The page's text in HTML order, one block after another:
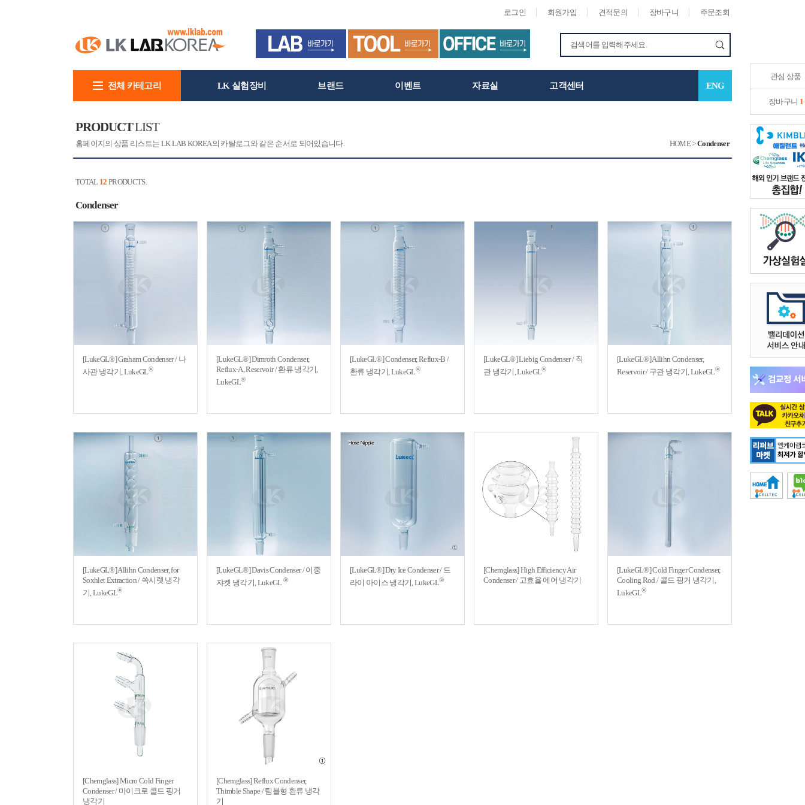
로그인 회원가입 견적문의 장바구니 주문조회
관심 상품
장바구니 1
전체 카테고리 LK 실험장비 브랜드 이벤트 자료실 고객센터 ENG
PRODUCTLIST
홈페이지의 상품 리스트는 LK LAB KOREA의 카탈로그와 같은 순서로 되어있습니다. HOME>Condenser
TOTAL 12 PRODUCTS.
Condenser
[LukeGL®] Graham Condenser / 나
사관 냉각기, LukeGL®
[LukeGL®] Dimroth Condenser,
Reflux-A, Reservoir / 환류 냉각기,
LukeGL®
[LukeGL®] Condenser, Reflux-B /
환류 냉각기, LukeGL®
[LukeGL®] Liebig Condenser / 직
관 냉각기, LukeGL®
[LukeGL®] Allihn Condenser,
Reservoir / 구관 냉각기, LukeGL®
[LukeGL®] Allihn Condenser, for
Soxhlet Extraction / 쏙시렛 냉각
기, LukeGL®
[LukeGL®] Davis Condenser / 이중
쟈켓 냉각기, LukeGL ®
[LukeGL®] Dry Ice Condenser / 드
라이 아이스 냉각기, LukeGL®
[Chemglass] High Efficiency Air
Condenser / 고효율 에어 냉각기
[LukeGL®] Cold Finger Condenser,
Cooling Rod / 콜드 핑거 냉각기,
LukeGL®
[Chemglass] Micro Cold Finger
Condenser / 마이크로 콜드 핑거
냉각기
[Chemglass] Reflux Condenser,
Thimble Shape / 팀블형 환류 냉각
기